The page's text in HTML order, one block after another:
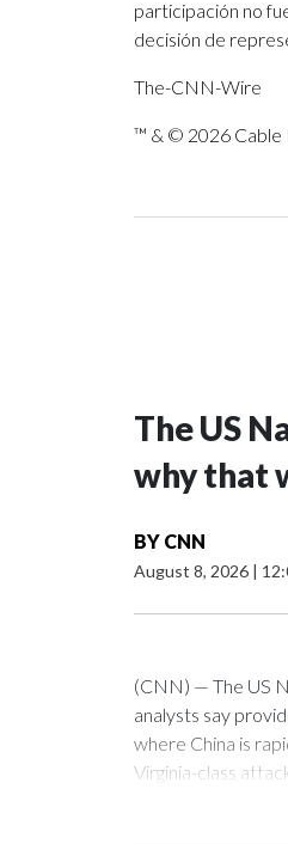
participación no
decisión de
The-CNN-Wire
™ & © 2026 Cable
The US
why that
BY CNN
August 8, 2026 |
(CNN) — The US
analysts say
where China is
Virginia-class